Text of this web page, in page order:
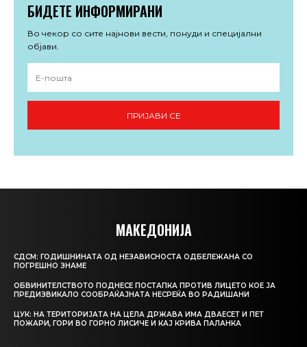
БИДЕТЕ ИНФОРМИРАНИ
Во чекор со сите најнови вести, понуди и специјални
објави.
ПРИЈАВИ СЕ
МАКЕДОНИЈА
СДСМ: ГОДИШНИНАТА ОД НЕЗАВИСНОСТА ОДБЕЛЕЖАНА СО
ПОГРЕШНО ЗНАМЕ
ОБВИНИТЕЛСТВОТО ПОДНЕСЕ ПОСТАПКА ПРОТИВ ЛИЦЕТО КОЕ ЈА
ПРЕДИЗВИКАЛО СООБРАЌАЈНАТА НЕСРЕЌА ВО РАДИШАНИ
ЦУК: НА ТЕРИТОРИЈАТА НА ЦЕЛА ДРЖАВА ИМА ДВАЕСЕТ И ПЕТ
ПОЖАРИ, ГОРИ ВО ГОРНО ЛИСИЧЕ И КАЈ КРИВА ПАЛАНКА